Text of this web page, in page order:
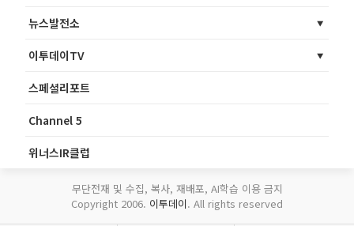
뉴스발전소
이투데이TV
스페셜리포트
Channel 5
위너스IR클럽
무단전재 및 수집, 복사, 재배포, AI학습 이용 금지
Copyright 2006. 이투데이. All rights reserved